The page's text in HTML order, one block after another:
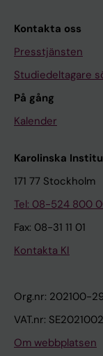
Kontakta oss
Presstjänsten
Studiedeltagare
På gång
Kalender
Karolinska
171 77 Stockholm
Tel: 08-524 800
Fax: 08-31 11 01
Kontakta KI
Org.nr: 202100-
VAT.nr:
Om webbplatsen